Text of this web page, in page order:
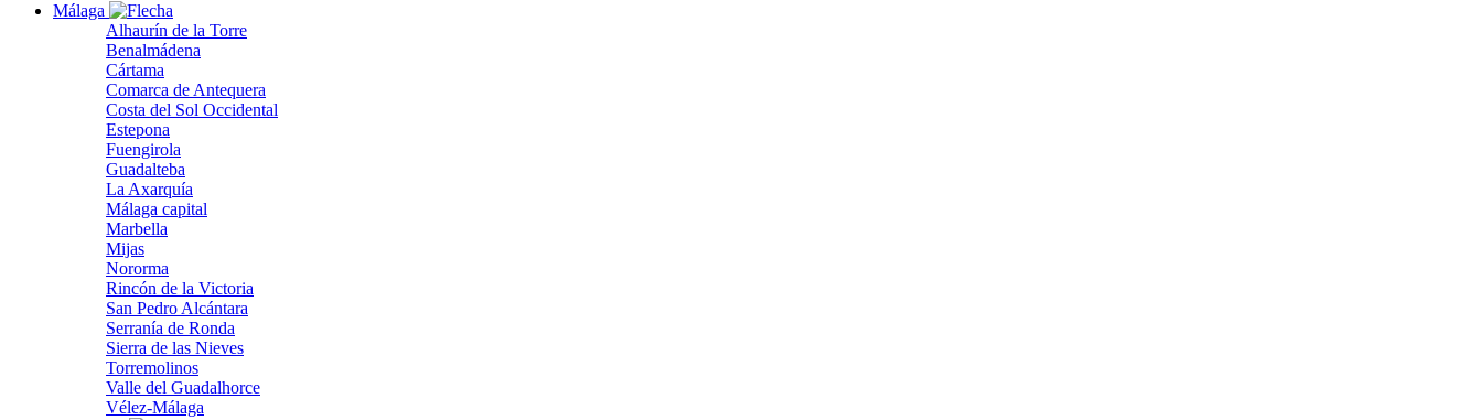
Málaga
Alhaurín de la Torre
Benalmádena
Cártama
Comarca de Antequera
Costa del Sol Occidental
Estepona
Fuengirola
Guadalteba
La Axarquía
Málaga capital
Marbella
Mijas
Nororma
Rincón de la Victoria
San Pedro Alcántara
Serranía de Ronda
Sierra de las Nieves
Torremolinos
Valle del Guadalhorce
Vélez-Málaga